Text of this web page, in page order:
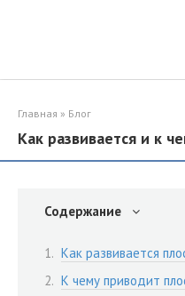
Главная » Блог
Как развивается и к
Содержание
Как развивается
К чему приводит